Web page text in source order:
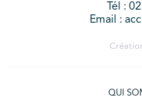
Tél :
Email :
QUI